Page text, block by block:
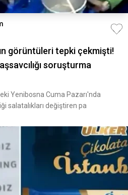
görüntüleri tepki çekmişti!
soruşturma
Yenibosna Cuma Pazarı'nda
salatalıkları değiştiren pa